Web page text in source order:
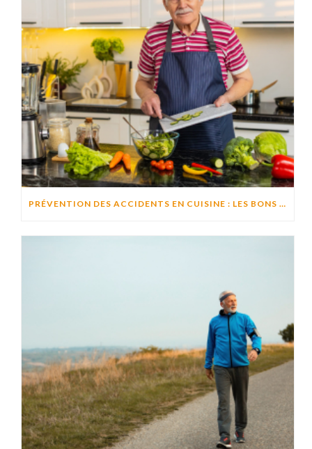
PRÉVENTION DES ACCIDENTS EN CUISINE : LES BONS RÉFLEXES POUR CUISINER EN TOUTE SÉCURITÉ